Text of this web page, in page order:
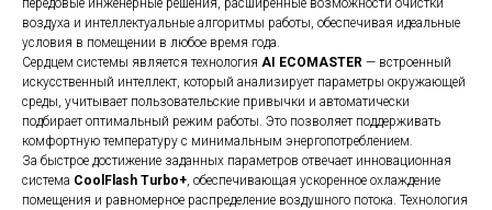
передовые инженерные решения, расширенные возможности очистки
воздуха и интеллектуальные алгоритмы работы, обеспечивая идеальные
условия в помещении в любое время года.
Сердцем системы является технология AI ECOMASTER — встроенный
искусственный интеллект, который анализирует параметры окружающей
среды, учитывает пользовательские привычки и автоматически
подбирает оптимальный режим работы. Это позволяет поддерживать
комфортную температуру с минимальным энергопотреблением.
За быстрое достижение заданных параметров отвечает инновационная
система CoolFlash Turbo+, обеспечивающая ускоренное охлаждение
помещения и равномерное распределение воздушного потока. Технология